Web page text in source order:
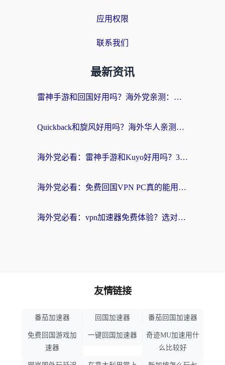
应用权限
联系我们
最新资讯
雷神手游和回国好用吗？海外党亲测：选对加速器才能无缝刷剧打游戏
Quickback和旋风好用吗？海外华人亲测：选对回国加速器才能无缝看央视5
海外党必看：雷神手游和Kuyo好用吗？3款回国加速器实测+避坑指南
海外党必看：免费回国VPN PC真的能用？附国内高速VPN选择全攻略
海外党必看：vpn加速器免费体验？选对回国加速器才能无缝刷国内剧玩国服
友情链接
番茄加速器 回国加速器 番茄回国加速器
免费回国游戏加
速器
一键回国加速器
奇迹MU加速用什
么比较好